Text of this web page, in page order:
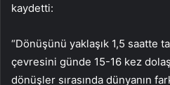
kaydetti:
“Dönüşünü yaklaşık 1,5 saatte
çevresini günde 15-16 kez
dönüşler sırasında dünyanın